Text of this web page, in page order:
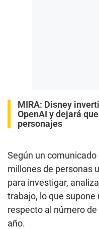
MIRA: Disney
OpenAI y dejará
personajes
Según un
millones de personas
para investigar,
trabajo, lo que supone
respecto al número
año.